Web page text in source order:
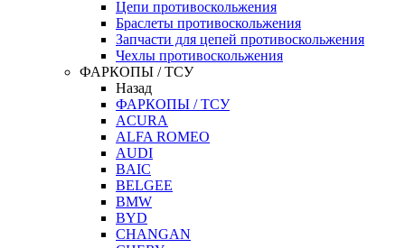
Цепи противоскольжения
Браслеты противоскольжения
Запчасти для цепей противоскольжения
Чехлы противоскольжения
ФАРКОПЫ / ТСУ
Назад
ФАРКОПЫ / ТСУ
ACURA
ALFA ROMEO
AUDI
BAIC
BELGEE
BMW
BYD
CHANGAN